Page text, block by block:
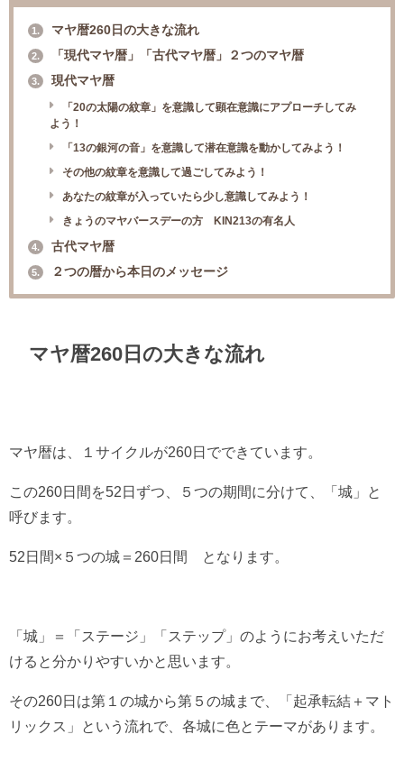
1. マヤ暦260日の大きな流れ
2. 「現代マヤ暦」「古代マヤ暦」２つのマヤ暦
3. 現代マヤ暦
「20の太陽の紋章」を意識して顕在意識にアプローチしてみ
よう！
「13の銀河の音」を意識して潜在意識を動かしてみよう！
その他の紋章を意識して過ごしてみよう！
あなたの紋章が入っていたら少し意識してみよう！
きょうのマヤバースデーの方 KIN213の有名人
4. 古代マヤ暦
5. ２つの暦から本日のメッセージ
マヤ暦260日の大きな流れ
マヤ暦は、１サイクルが260日でできています。
この260日間を52日ずつ、５つの期間に分けて、「城」と
呼びます。
52日間×５つの城＝260日間 となります。
「城」＝「ステージ」「ステップ」のようにお考えいただ
けると分かりやすいかと思います。
その260日は第１の城から第５の城まで、「起承転結＋マト
リックス」という流れで、各城に色とテーマがあります。